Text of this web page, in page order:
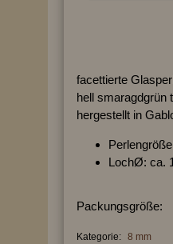
facettierte
hell smaragdgrün
hergestellt in
LochØ: ca.
Packungsgröße:
Kategorie: 8 mm